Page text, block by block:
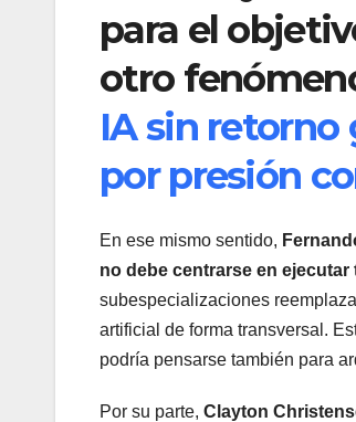
para el
otro
IA sin retorno
por presión
En ese mismo sentido,
no debe centrarse en
subespecializaciones
artificial de forma transversal.
podría pensarse también para
Por su parte, Clayton